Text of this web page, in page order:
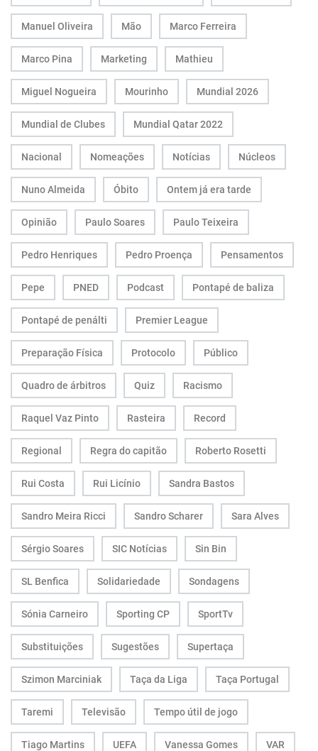
Manuel Oliveira Mão Marco Ferreira
Marco Pina Marketing Mathieu
Miguel Nogueira Mourinho Mundial 2026
Mundial de Clubes Mundial Qatar 2022
Nacional Nomeações Notícias Núcleos
Nuno Almeida Óbito Ontem já era tarde
Opinião Paulo Soares Paulo Teixeira
Pedro Henriques Pedro Proença Pensamentos
Pepe PNED Podcast Pontapé de baliza
Pontapé de penálti Premier League
Preparação Física Protocolo Público
Quadro de árbitros Quiz Racismo
Raquel Vaz Pinto Rasteira Record
Regional Regra do capitão Roberto Rosetti
Rui Costa Rui Licínio Sandra Bastos
Sandro Meira Ricci Sandro Scharer Sara Alves
Sérgio Soares SIC Notícias Sin Bin
SL Benfica Solidariedade Sondagens
Sónia Carneiro Sporting CP SportTv
Substituições Sugestões Supertaça
Szimon Marciniak Taça da Liga Taça Portugal
Taremi Televisão Tempo útil de jogo
Tiago Martins UEFA Vanessa Gomes VAR